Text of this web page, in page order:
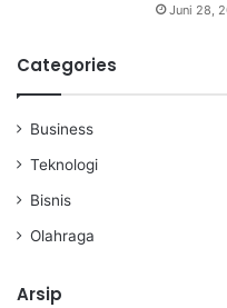
Juni 28,
Categories
Business
Teknologi
Bisnis
Olahraga
Arsip